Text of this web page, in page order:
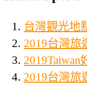
台灣觀光地
2019台灣旅
2019台灣旅